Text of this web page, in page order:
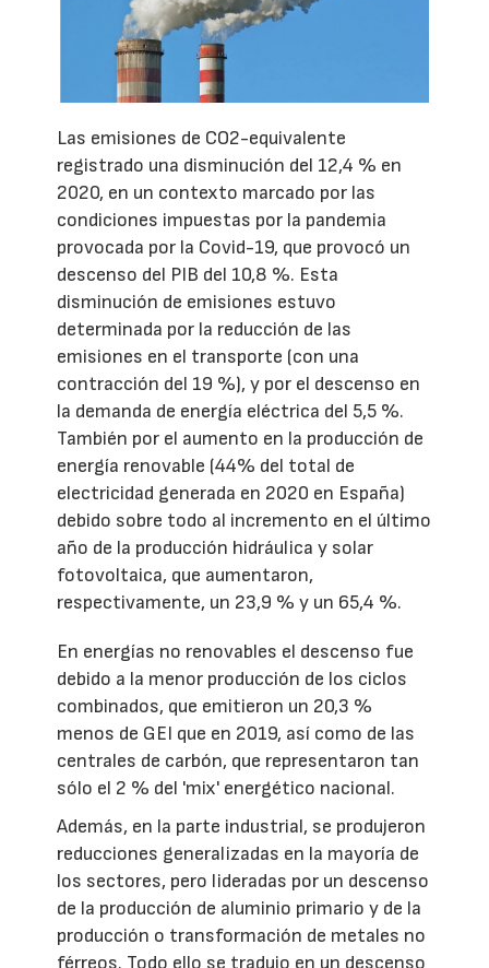
Las emisiones de CO2-equivalente
registrado una disminución del 12,4 % en
2020, en un contexto marcado por las
condiciones impuestas por la pandemia
provocada por la Covid-19, que provocó un
descenso del PIB del 10,8 %. Esta
disminución de emisiones estuvo
determinada por la reducción de las
emisiones en el transporte (con una
contracción del 19 %), y por el descenso en
la demanda de energía eléctrica del 5,5 %.
También por el aumento en la producción de
energía renovable (44% del total de
electricidad generada en 2020 en España)
debido sobre todo al incremento en el último
año de la producción hidráulica y solar
fotovoltaica, que aumentaron,
respectivamente, un 23,9 % y un 65,4 %.
En energías no renovables el descenso fue
debido a la menor producción de los ciclos
combinados, que emitieron un 20,3 %
menos de GEI que en 2019, así como de las
centrales de carbón, que representaron tan
sólo el 2 % del 'mix' energético nacional.
Además, en la parte industrial, se produjeron
reducciones generalizadas en la mayoría de
los sectores, pero lideradas por un descenso
de la producción de aluminio primario y de la
producción o transformación de metales no
férreos. Todo ello se tradujo en un descenso